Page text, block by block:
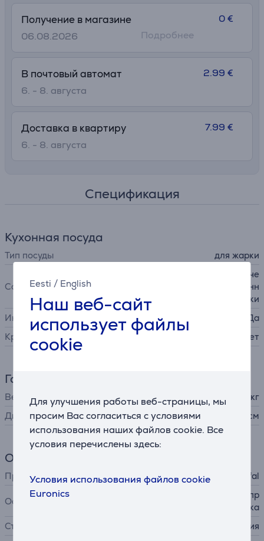
Eesti / English
Наш веб-сайт
использует файлы
cookie
Для улучшения работы веб-страницы, мы
просим Вас согласиться с условиями
использования наших файлов cookie. Все
условия перечислены здесь:
Условия использования файлов cookie
Euronics
Получение в магазине
06.08.2026
0 €
Подробнее
В почтовый автомат
6. - 8. августа
2.99 €
Доставка в квартиру
6. - 8. августа
7.99 €
Спецификация
Кухонная посуда
Тип посуды для жарки
Совместимость
газовые конфорки, керамиче
ские конфорки, индукционн
ые конфорки
Индикатор температуры
Да
Крышка в комплекте
Нет
Габариты
Вес
1,011 кг
Диаметр
28 см
Общий параметр
Производитель Tefal
Особенности
антипригарное покрытие, пр
остая очистка
Страна производства
Франция